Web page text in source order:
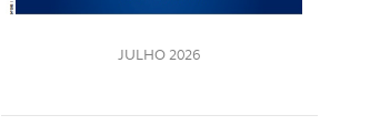
JULHO 2026